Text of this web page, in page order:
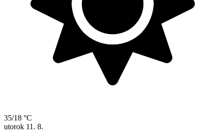
35/18 °C
utorok 11. 8.